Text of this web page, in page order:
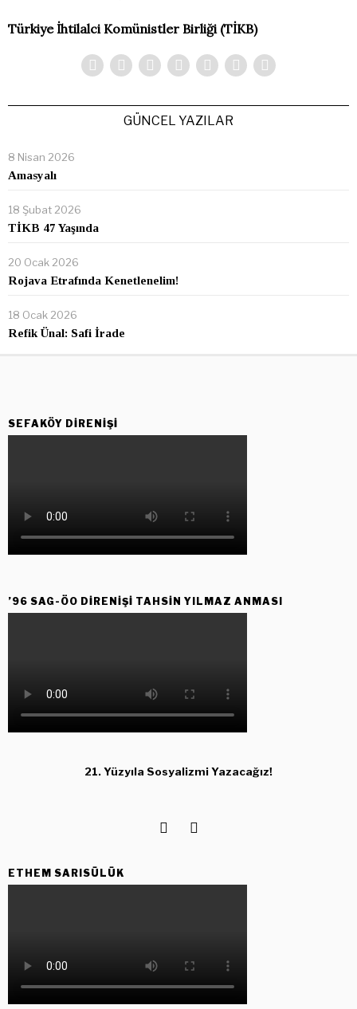
Türkiye İhtilalci Komünistler Birliği (TİKB)
GÜNCEL YAZILAR
8 Nisan 2026
Amasyalı
18 Şubat 2026
TİKB 47 Yaşında
20 Ocak 2026
Rojava Etrafında Kenetlenelim!
18 Ocak 2026
Refik Ünal: Safi İrade
SEFAKÖY DIRENIŞI
’96 SAG-ÖO DİRENİŞİ TAHSİN YILMAZ ANMASI
21. Yüzyıla Sosyalizmi Yazacağız!
ETHEM SARISÜLÜK